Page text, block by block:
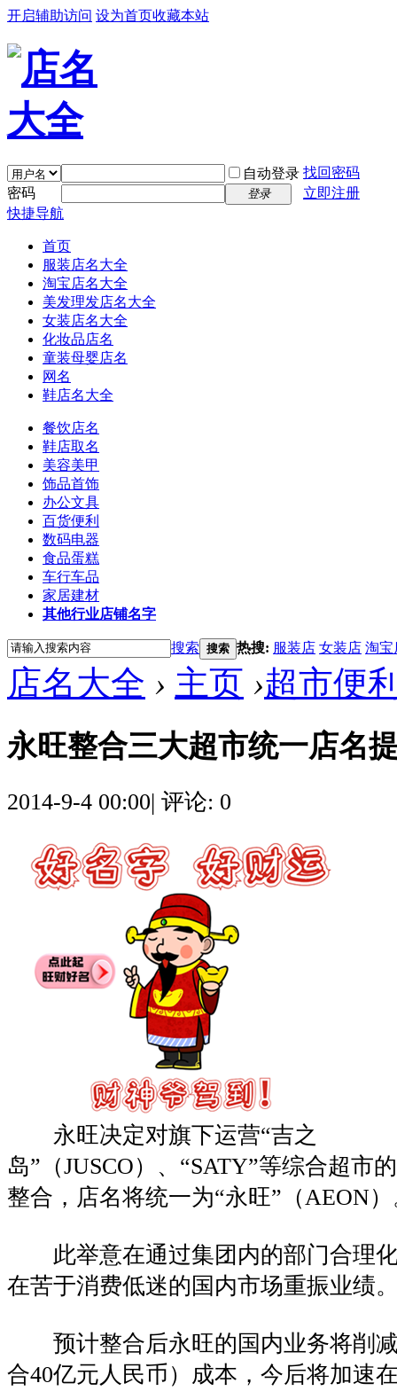
开启辅助访问 设为首页收藏本站
自动登录 找回密码
密码
登录
立即注册
快捷导航
首页
服装店名大全
淘宝店名大全
美发理发店名大全
女装店名大全
化妆品店名
童装母婴店名
网名
鞋店名大全
餐饮店名
鞋店取名
美容美甲
饰品首饰
办公文具
百货便利
数码电器
食品蛋糕
车行车品
家居建材
其他行业店铺名字
搜索 搜索 热搜: 服装店 女装店 淘宝
店名大全 › 主页 ›超市便
永旺整合三大超市统一店名
2014-9-4 00:00| 评论: 0
永旺决定对旗下运营“吉之
岛”（JUSCO）、“SATY”等综合超市
整合，店名将统一为“永旺”（AEON
此举意在通过集团内的部门合理化
在苦于消费低迷的国内市场重振业绩
预计整合后永旺的国内业务将削减
合40亿元人民币）成本，今后将加速